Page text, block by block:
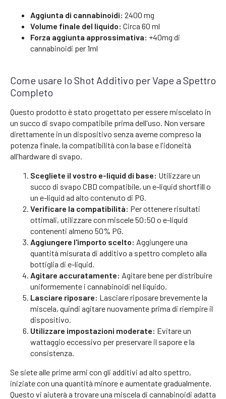
Aggiunta di cannabinoidi: 2400 mg
Volume finale del liquido: Circa 60 ml
Forza aggiunta approssimativa: +40mg di
cannabinoidi per 1ml
Come usare lo Shot Additivo per Vape a Spettro
Completo
Questo prodotto è stato progettato per essere miscelato in
un succo di svapo compatibile prima dell'uso. Non versare
direttamente in un dispositivo senza averne compreso la
potenza finale, la compatibilità con la base e l'idoneità
all'hardware di svapo.
Scegliete il vostro e-liquid di base: Utilizzare un
succo di svapo CBD compatibile, un e-liquid shortfill o
un e-liquid ad alto contenuto di PG.
Verificare la compatibilità: Per ottenere risultati
ottimali, utilizzare con miscele 50:50 o e-liquid
contenenti almeno 50% PG.
Aggiungere l'importo scelto: Aggiungere una
quantità misurata di additivo a spettro completo alla
bottiglia di e-liquid.
Agitare accuratamente: Agitare bene per distribuire
uniformemente i cannabinoidi nel liquido.
Lasciare riposare: Lasciare riposare brevemente la
miscela, quindi agitare nuovamente prima di riempire il
dispositivo.
Utilizzare impostazioni moderate: Evitare un
wattaggio eccessivo per preservare il sapore e la
consistenza.
Se siete alle prime armi con gli additivi ad alto spettro,
iniziate con una quantità minore e aumentate gradualmente.
Questo vi aiuterà a trovare una miscela di cannabinoidi adatta